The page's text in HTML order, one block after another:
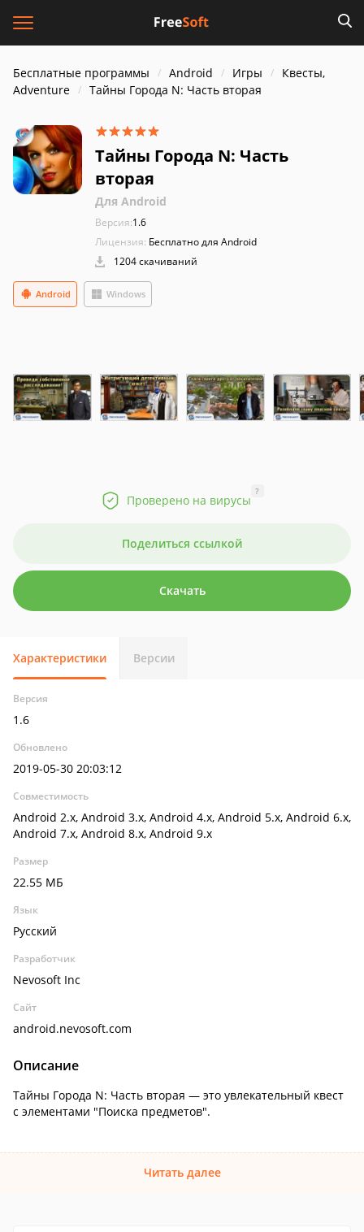
Бесплатные программы Android Игры
Квесты,
Adventure
Тайны Города N: Часть вторая
Тайны Города N: Часть
вторая
Для Android
Версия:1.6
Лицензия: Бесплатно для Android
1204 скачиваний
Windows
Android
Проверено на вирусы
?
Поделиться ссылкой
Скачать
Характеристики Версии
Версия
1.6
Обновлено
2019-05-30 20:03:12
Совместимость
Android 2.x, Android 3.x, Android 4.x, Android 5.x, Android 6.x,
Android 7.x, Android 8.x, Android 9.x
Размер
22.55 МБ
Язык
Русский
Разработчик
Nevosoft Inc
Сайт
android.nevosoft.com
Описание
Тайны Города N: Часть вторая — это увлекательный квест
с элементами "Поиска предметов".
Читать далее